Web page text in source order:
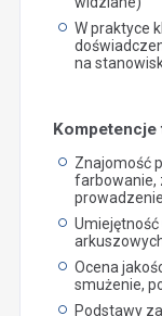
W praktyce
na
Kompetencje
Znajomość
farbowanie,
Ocena
smużenie,
Podstawy